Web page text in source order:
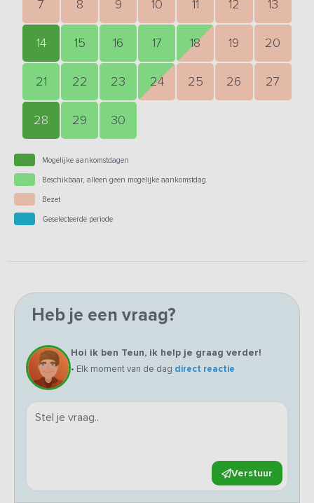
7 8 9 10 11 12 13
14 15 16 17 18 19 20
21 22 23 24 25 26 27
28 29 30
Mogelijke aankomstdagen
Beschikbaar, alleen geen mogelijke aankomstdag
Bezet
Geselecteerde periode
Heb je een vraag?
Hoi ik ben Teun, ik help je graag verder!
• Elk moment van de dag direct reactie
Verstuur